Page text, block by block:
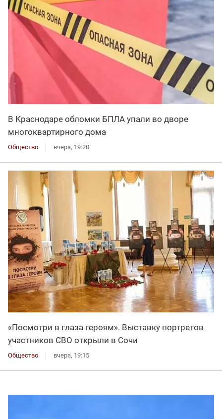
В Краснодаре обломки БПЛА упали во дворе
многоквартирного дома
Общество вчера, 19:20
«Посмотри в глаза героям». Выставку портретов
участников СВО открыли в Сочи
Общество вчера, 19:15